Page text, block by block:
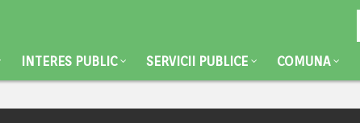
INTERES PUBLIC SERVICII PUBLICE COMUNA